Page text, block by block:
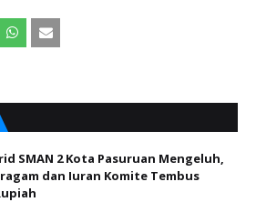
SMAN 2 Kota Pasuruan Mengeluh,
dan Iuran Komite Tembus